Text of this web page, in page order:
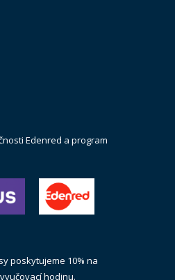
Edenred a program
poskytujeme 10% na
hodinu.